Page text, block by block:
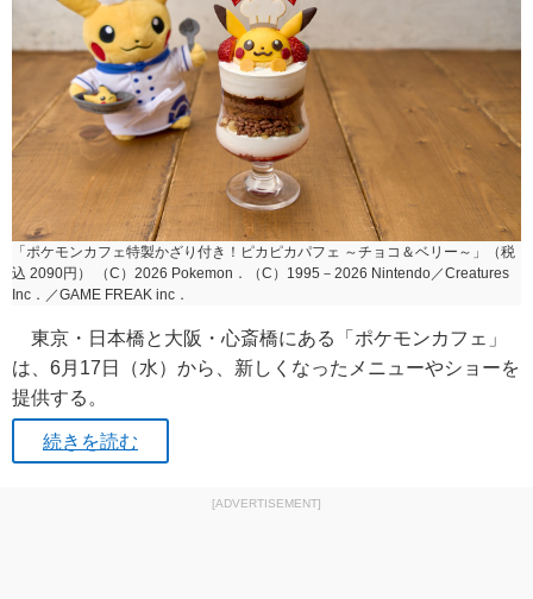
「ポケモンカフェ特製かざり付き！ピカピカパフェ ～チョコ＆ベリー～」（税
込 2090円） （C）2026 Pokemon．（C）1995－2026 Nintendo／Creatures
Inc．／GAME FREAK inc．
東京・日本橋と大阪・心斎橋にある「ポケモンカフェ」
は、6月17日（水）から、新しくなったメニューやショーを
提供する。
続きを読む
[ADVERTISEMENT]